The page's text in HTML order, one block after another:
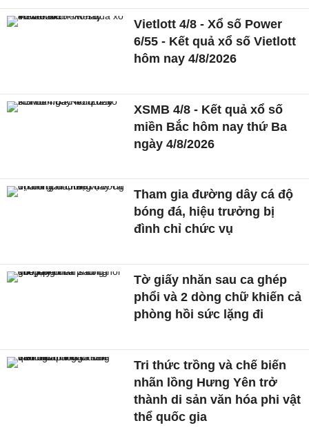
Vietlott 4/8 - Xổ số Power
6/55 - Kết quả xổ số Vietlott
hôm nay 4/8/2026
XSMB 4/8 - Kết quả xổ số
miền Bắc hôm nay thứ Ba
ngày 4/8/2026
Tham gia đường dây cá độ
bóng đá, hiệu trưởng bị
đình chỉ chức vụ
Tờ giấy nhăn sau ca ghép
phổi và 2 dòng chữ khiến cả
phòng hồi sức lặng đi
Tri thức trồng và chế biến
nhãn lồng Hưng Yên trở
thành di sản văn hóa phi vật
thể quốc gia